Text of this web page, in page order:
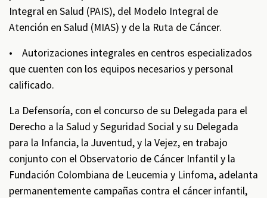
Integral en Salud (PAIS), del Modelo Integral de
Atención en Salud (MIAS) y de la Ruta de Cáncer.
• Autorizaciones integrales en centros especializados
que cuenten con los equipos necesarios y personal
calificado.
La Defensoría, con el concurso de su Delegada para el
Derecho a la Salud y Seguridad Social y su Delegada
para la Infancia, la Juventud, y la Vejez, en trabajo
conjunto con el Observatorio de Cáncer Infantil y la
Fundación Colombiana de Leucemia y Linfoma, adelanta
permanentemente campañas contra el cáncer infantil,